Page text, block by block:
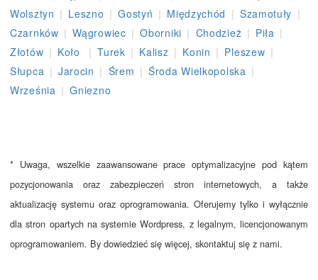
Wolsztyn | Leszno | Gostyń | Międzychód | Szamotuły |
Czarnków | Wągrowiec | Oborniki | Chodzież | Piła |
Złotów | Koło | Turek | Kalisz | Konin | Pleszew |
Słupca | Jarocin | Śrem | Środa Wielkopolska |
Września | Gniezno
* Uwaga, wszelkie zaawansowane prace optymalizacyjne pod kątem
pozycjonowania oraz zabezpieczeń stron internetowych, a także
aktualizację systemu oraz oprogramowania. Oferujemy tylko i wyłącznie
dla stron opartych na systemie Wordpress, z legalnym, licencjonowanym
oprogramowaniem. By dowiedzieć się więcej, skontaktuj się z nami.